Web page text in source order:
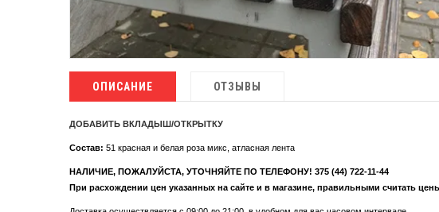
ОПИСАНИЕ ОТЗЫВЫ
ДОБАВИТЬ ВКЛАДЫШ/ОТКРЫТКУ
Состав: 51 красная и белая роза микс, атласная лента
НАЛИЧИЕ, ПОЖАЛУЙСТА, УТОЧНЯЙТЕ ПО ТЕЛЕФОНУ! 375 (44) 722-11-44
При расхождении цен указанных на сайте и в магазине, правильными считать